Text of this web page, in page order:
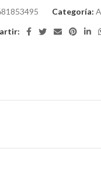
Categoría: